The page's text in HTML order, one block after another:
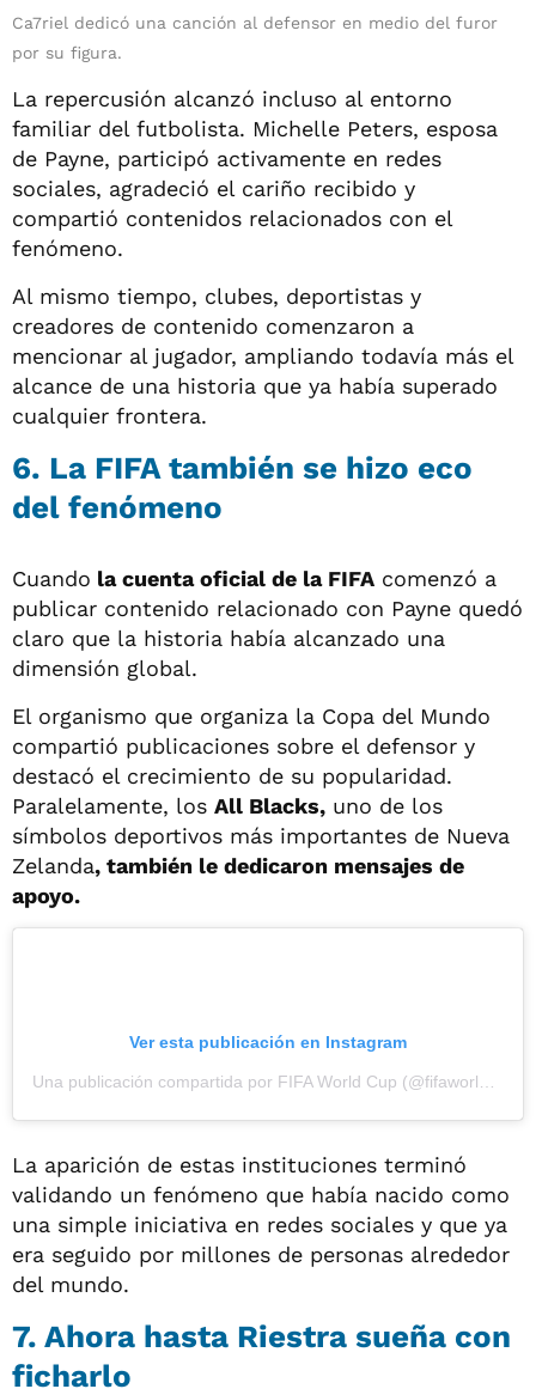
Ca7riel dedicó una canción al defensor en medio del furor
por su figura.
La repercusión alcanzó incluso al entorno
familiar del futbolista. Michelle Peters, esposa
de Payne, participó activamente en redes
sociales, agradeció el cariño recibido y
compartió contenidos relacionados con el
fenómeno.
Al mismo tiempo, clubes, deportistas y
creadores de contenido comenzaron a
mencionar al jugador, ampliando todavía más el
alcance de una historia que ya había superado
cualquier frontera.
6. La FIFA también se hizo eco
del fenómeno
Cuando la cuenta oficial de la FIFA comenzó a
publicar contenido relacionado con Payne quedó
claro que la historia había alcanzado una
dimensión global.
El organismo que organiza la Copa del Mundo
compartió publicaciones sobre el defensor y
destacó el crecimiento de su popularidad.
Paralelamente, los All Blacks, uno de los
símbolos deportivos más importantes de Nueva
Zelanda, también le dedicaron mensajes de
apoyo.
Ver esta publicación en Instagram
La aparición de estas instituciones terminó
validando un fenómeno que había nacido como
una simple iniciativa en redes sociales y que ya
era seguido por millones de personas alrededor
del mundo.
7. Ahora hasta Riestra sueña con
ficharlo